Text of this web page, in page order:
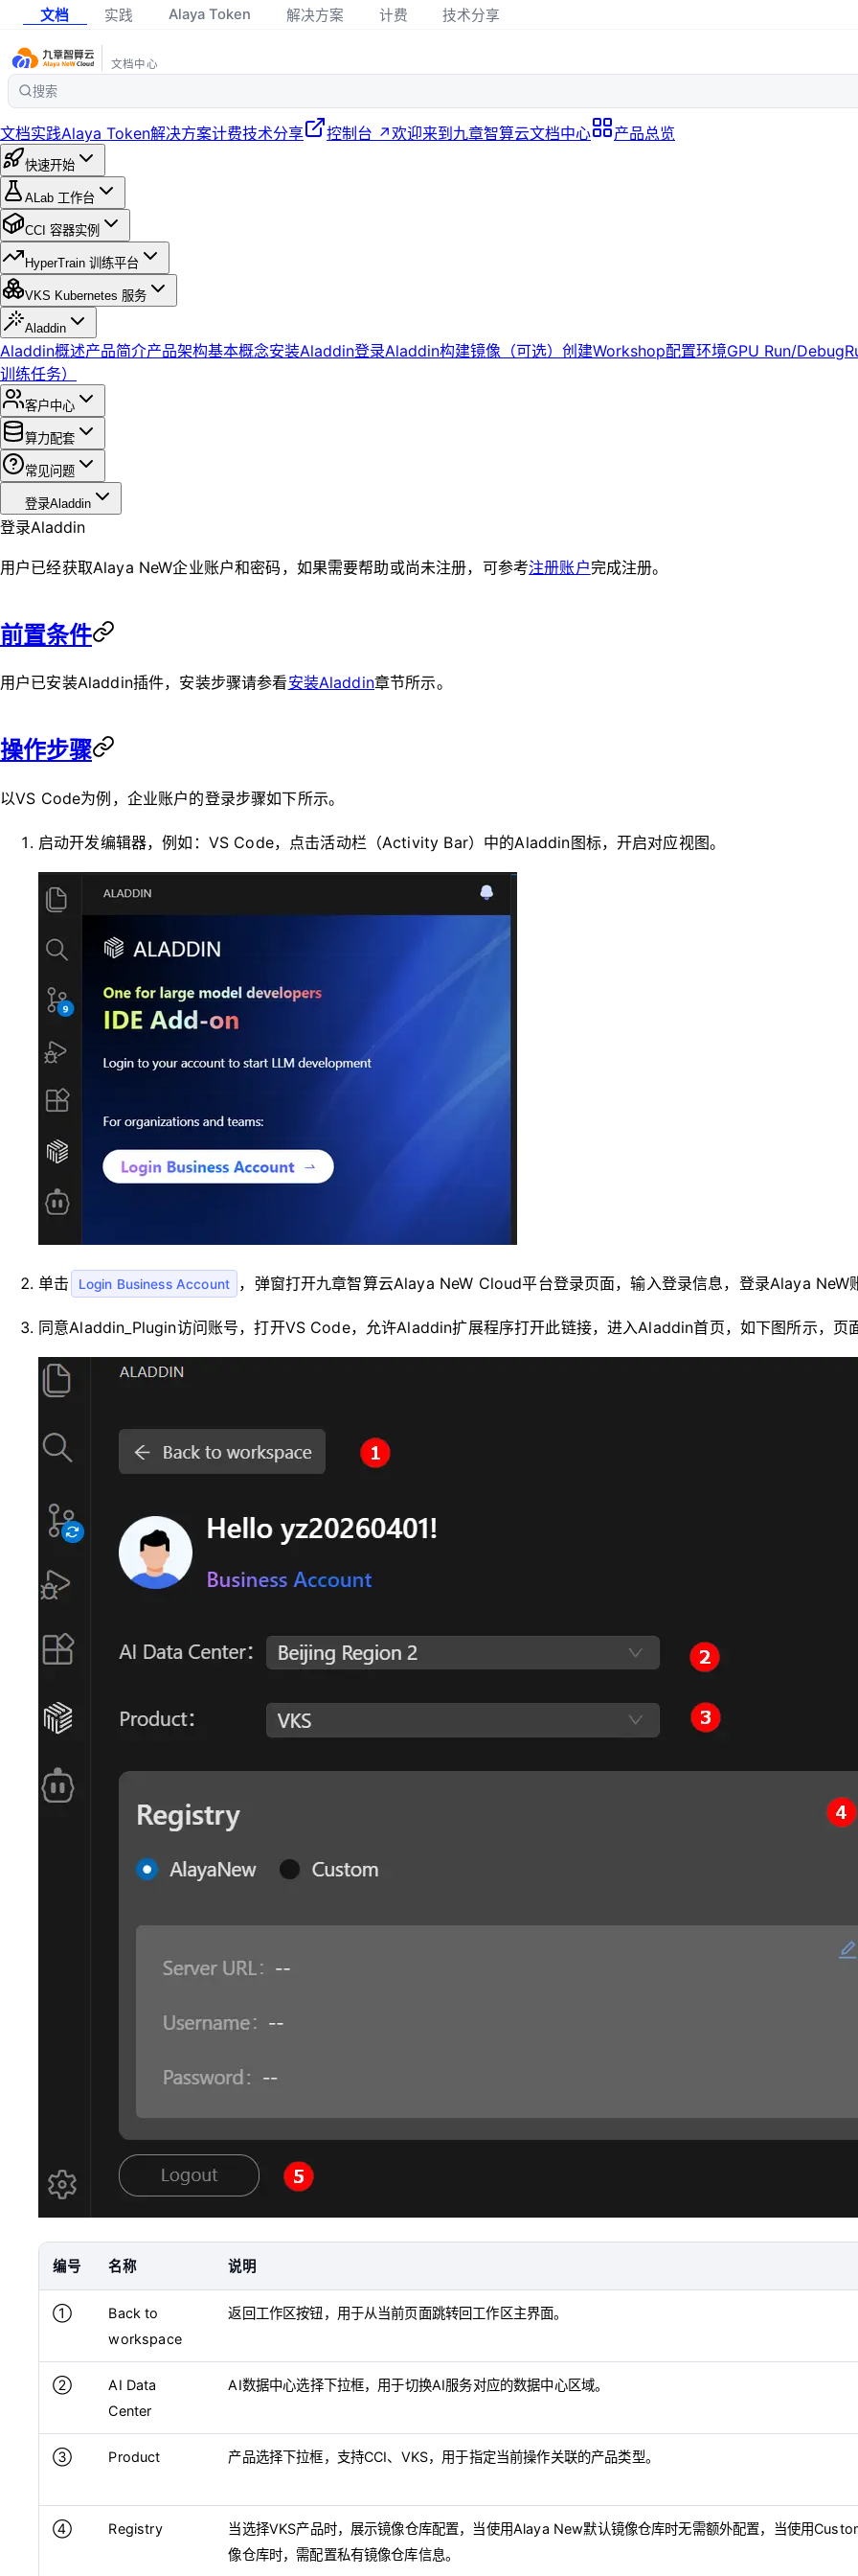
文档 实践 Alaya Token 解决方案 计费 技术分享
文档中心
搜索
文档实践Alaya Token解决方案计费技术分享 控制台 ↗欢迎来到九章智算云文档中心 产品总览
快速开始
ALab 工作台
CCI 容器实例
HyperTrain 训练平台
VKS Kubernetes 服务
Aladdin
Aladdin概述产品简介产品架构基本概念安装Aladdin登录Aladdin构建镜像（可选） 创建Workshop配置环境GPU Run/Debug
训练任务）
客户中心
算力配套
常见问题
登录Aladdin
登录Aladdin
用户已经获取Alaya NeW企业账户和密码，如果需要帮助或尚未注册，可参考注册账户完成注册。
前置条件
用户已安装Aladdin插件，安装步骤请参看安装Aladdin章节所示。
操作步骤
以VS Code为例，企业账户的登录步骤如下所示。
启动开发编辑器，例如：VS Code，点击活动栏（Activity Bar）中的Aladdin图标，开启对应视图。
单击 Login Business Account ，弹窗打开九章智算云Alaya NeW Cloud平台登录页面，输入登录信息，登录Alaya NeW
同意Aladdin_Plugin访问账号，打开VS Code，允许Aladdin扩展程序打开此链接，进入Aladdin首页，如下图所示，页
编号 名称 说明
①
Back to
workspace
返回工作区按钮，用于从当前页面跳转回工作区主界面。
②
AI Data
Center
AI数据中心选择下拉框，用于切换AI服务对应的数据中心区域。
③ Product 产品选择下拉框，支持CCI、VKS，用于指定当前操作关联的产品类型。
④ Registry
当选择VKS产品时，展示镜像仓库配置，当使用Alaya New默认镜像仓库时无需额外配置，当使用
像仓库时，需配置私有镜像仓库信息。